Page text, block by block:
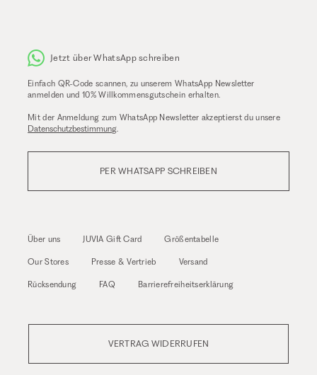
Jetzt über WhatsApp schreiben
Einfach QR-Code scannen, zu unserem WhatsApp Newsletter
anmelden und 10% Willkommensgutschein erhalten.
Mit der Anmeldung zum WhatsApp Newsletter akzeptierst du unsere
Datenschutzbestimmung
PER WHATSAPP SCHREIBEN
Über uns JUVIA Gift Card Größentabelle
Our Stores Presse & Vertrieb Versand
Rücksendung FAQ Barrierefreiheitserklärung
VERTRAG WIDERRUFEN